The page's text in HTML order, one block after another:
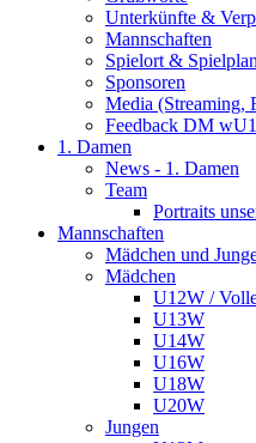
Unterkünfte &
Mannschaften
Spielort & Spielplan
Sponsoren
Media (Streaming,
Feedback DM
1. Damen
News - 1. Damen
Team
Portraits
Mannschaften
Mädchen und
Mädchen
U12W /
U13W
U14W
U16W
U18W
U20W
Jungen